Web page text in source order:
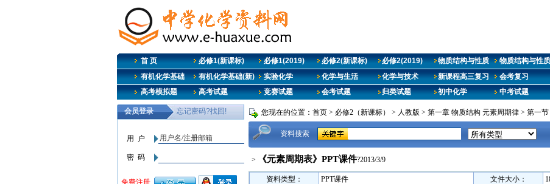
首 页 必修1(新课标) 必修1(2019) 必修2(新课标) 必修2(2019) 物质结构与性质 物质结构与性
有机化学基础
有机化学基础(新) 实验化学 化学与生活 化学与技术 新课程高三复习 会考复习
高考模拟题
高考试题 竞赛试题 会考试题 归类试题 初中化学 中考试题
您现在的位置： 首页 > 必修2（新课标） > 人教版 > 第一章 物质结构 元素周期律 > 第一
资料搜索
> 《元素周期表》PPT课件?2013/3/9
资料类型： PPT课件 文件大小：